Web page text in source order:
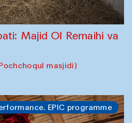
Majid Ol Remaihi va
masjidi)
EPIC programme